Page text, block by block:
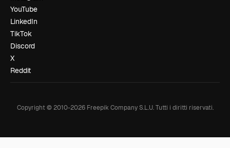
YouTube
LinkedIn
TikTok
Discord
X
Reddit
Copyright © 2010-2026Freepik Company S.L.U. Tutti i diritti riservati.